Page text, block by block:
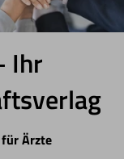
Ihr
Ärzte